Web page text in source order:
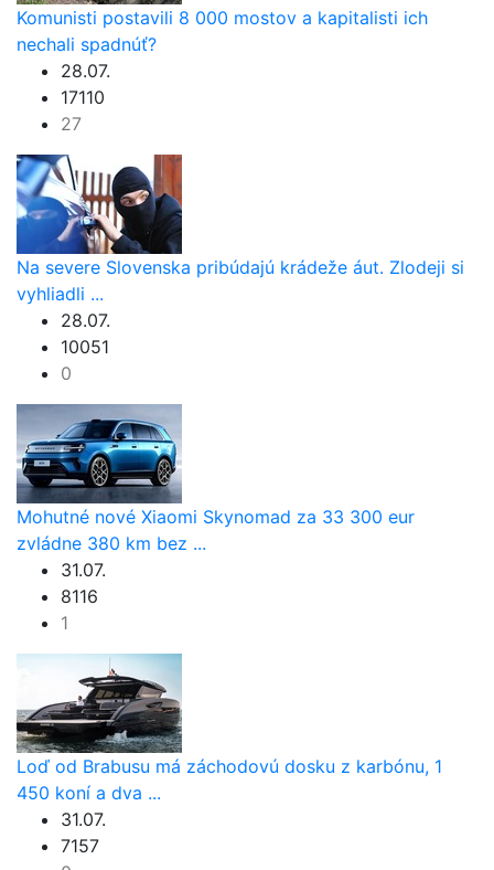
Komunisti postavili 8 000 mostov a kapitalisti ich
nechali spadnúť?
28.07.
17110
27
Na severe Slovenska pribúdajú krádeže áut. Zlodeji si
vyhliadli ...
28.07.
10051
0
Mohutné nové Xiaomi Skynomad za 33 300 eur
zvládne 380 km bez ...
31.07.
8116
1
Loď od Brabusu má záchodovú dosku z karbónu, 1
450 koní a dva ...
31.07.
7157